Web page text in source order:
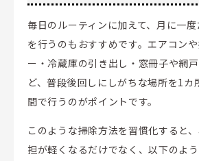
毎日のルーティンに加えて、月に一
を行うのもおすすめです。エアコン
ー・冷蔵庫の引き出し・窓冊子や網
ど、普段後回しにしがちな場所を1カ
間で行うのがポイントです。
このような掃除方法を習慣化すると
担が軽くなるだけでなく、以下のよ